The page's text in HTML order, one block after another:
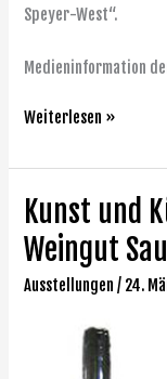
Speyer-West“.
Medieninformation
Weiterlesen »
Kunst und
Weingut
Ausstellungen / 24.
Kunst
und
Künstler
zu